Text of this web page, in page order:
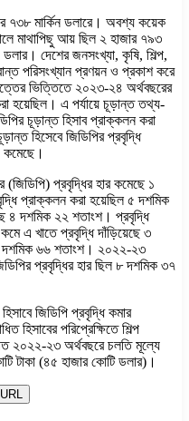
৭৩৮ মার্কিন ডলারে। অবশ্য কয়েক
মাথাপিছু আয় ছিল ২ হাজার ৭৯৩
দেশের জনসংখ্যা, কৃষি, শিল্প,
পরিসংখ্যান প্রণয়ন ও প্রকাশ করে
ভিত্তিতে ২০২৩-২৪ অর্থবছরের
হয়েছিল। এ পর্যায়ে চূড়ান্ত তথ্য-
চূড়ান্ত হিসাব প্রাক্কলন করা
হিসেবে জিডিপির প্রবৃদ্ধি
কমেছে।
প্রবৃদ্ধির হার কমেছে ১
প্রাক্কলন করা হয়েছিল ৫ দশমিক
৪ দশমিক ২২ শতাংশ। প্রবৃদ্ধি
এ খাতে প্রবৃদ্ধি দাঁড়িয়েছে ৩
দশমিক ৬৬ শতাংশ। ২০২২-২৩
প্রবৃদ্ধির হার ছিল ৮ দশমিক ৩৭
জিডিপি প্রবৃদ্ধি কমার
হিসাবের পরিপ্রেক্ষিতে শিল্প
২০২২-২৩ অর্থবছরে চলতি মূল্যে
টাকা (৪৫ হাজার কোটি ডলার)।